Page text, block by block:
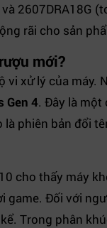
2607DRA18G
rãi cho sản
mới?
xử lý của máy.
Gen 4. Đây là một
phiên bản đổi
cho thấy máy
game. Đối với
Trong phân